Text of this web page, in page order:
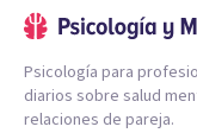
Psicología para
diarios sobre salud
relaciones de pareja.